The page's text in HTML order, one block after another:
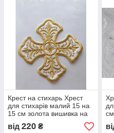
Крест на стихарь Хрест
для стихарів малий 15 на
15 см золота вишивка на
білому
від 220 ₴